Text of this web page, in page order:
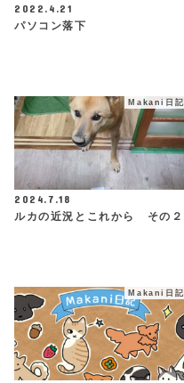
2022.4.21
パソコン落下
Makani日記
2024.7.18
ルカの近況とこれから その２
Makani日記